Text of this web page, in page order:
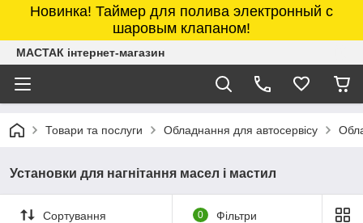
Новинка! Таймер для полива электронный с
шаровым клапаном!
МАСТАК інтернет-магазин
Товари та послуги Обладнання для автосервісу
Установки для нагнітання масел і мастил
Сортування 0 Фільтри